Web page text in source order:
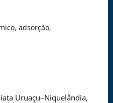
adsorção,
Uruaçu–Niquelândia,